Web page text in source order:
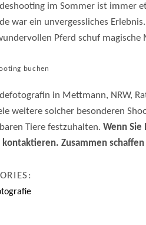
im Sommer ist immer
war ein unvergessliches
Pferd schuf
buchen
in Mettmann, NRW,
weitere solcher besonderen
Tiere festzuhalten. Wenn Sie
kontaktieren. Zusammen